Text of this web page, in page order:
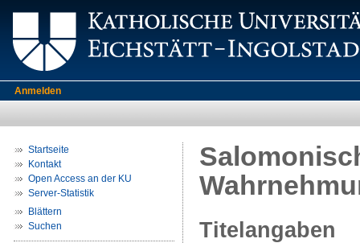
Anmelden
Startseite
Kontakt
Open Access an der KU
Server-Statistik
Blättern
Suchen
Titelangaben